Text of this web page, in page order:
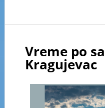
Vreme po
Kragujevac